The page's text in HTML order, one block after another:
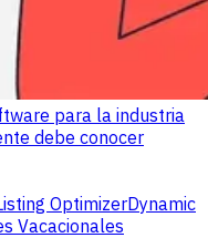
para la industria
debe conocer
OptimizerDynamic
Vacacionales